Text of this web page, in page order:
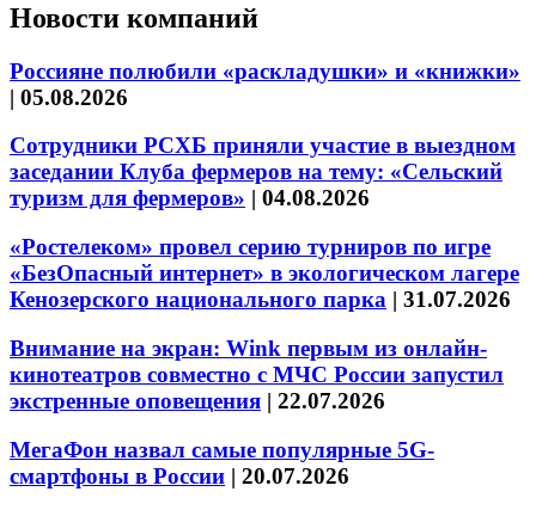
Новости компаний
Россияне полюбили «раскладушки» и «книжки»
| 05.08.2026
Сотрудники РСХБ приняли участие в выездном
заседании Клуба фермеров на тему: «Сельский
туризм для фермеров» | 04.08.2026
«Ростелеком» провел серию турниров по игре
«БезОпасный интернет» в экологическом лагере
Кенозерского национального парка | 31.07.2026
Внимание на экран: Wink первым из онлайн-
кинотеатров совместно с МЧС России запустил
экстренные оповещения | 22.07.2026
МегаФон назвал самые популярные 5G-
смартфоны в России | 20.07.2026